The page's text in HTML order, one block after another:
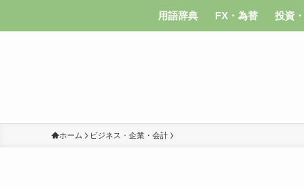
用語辞典 FX・為替 投資
ホーム ビジネス・企業・会計